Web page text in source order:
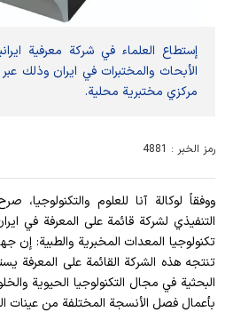
إستطاع العلماء في شركة معرفية
الأبحاث والمختبرات في ايران وذلك
مركزي مختبرية محلية.
رمز الخبر : 4881
ووفقاً لوكالة آنا للعلوم
التنفيذي لشركة قائمة على المعرفة في
تكنولوجيا المعدات المخبرية والطبية: إن
تنتجه هذه الشركة القائمة على المعرفة
البحثية في مجال التكنولوجيا الحيوية
بأعمال فصل الأنسجة المختلفة من عينات